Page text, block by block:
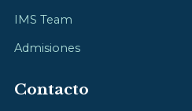
IMS Team
Admisiones
Contacto